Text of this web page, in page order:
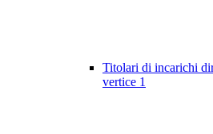
Titolari di incarichi
vertice 1